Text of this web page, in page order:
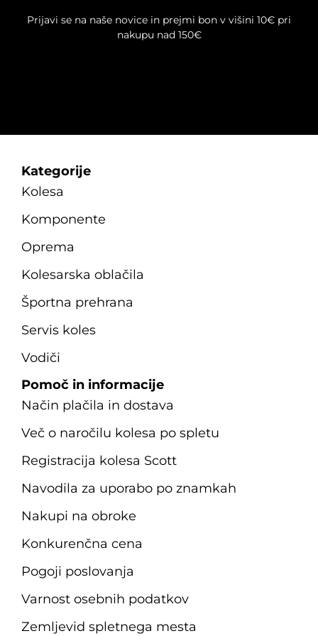
Prijavi se na naše novice in prejmi bon v višini 10€ pri
nakupu nad 150€
Kategorije
Kolesa
Komponente
Oprema
Kolesarska oblačila
Športna prehrana
Servis koles
Vodiči
Pomoč in informacije
Način plačila in dostava
Več o naročilu kolesa po spletu
Registracija kolesa Scott
Navodila za uporabo po znamkah
Nakupi na obroke
Konkurenčna cena
Pogoji poslovanja
Varnost osebnih podatkov
Zemljevid spletnega mesta